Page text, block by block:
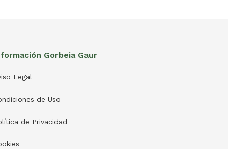
Gorbeia Gaur
Legal
de Uso
de Privacidad